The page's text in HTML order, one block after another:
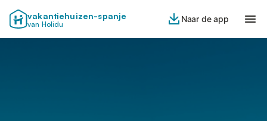
vakantiehuizen-spanje
van Holidu
Naar de app